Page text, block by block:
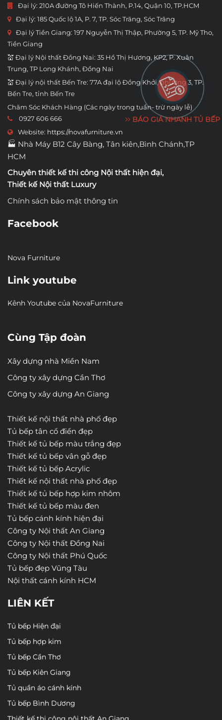
BÁO GIÁ NHANH TỦ BẾP
Đại lý: 210A đường Tô Hiến Thành, P.14, Quận 10, TP.HCM
Đại lý: 185 Quốc lộ 1A, P. 7, TP. Sóc Trăng, Sóc Trăng
Đại lý Tiền Giang: 197 Nguyễn Thị Thập, Phường 5, TP. Mỹ Tho,
Tiền Giang
💒 Đại lý Nội thất Đồng Nai: 35 Hồ Thị Hương, KP2, P. Xuân
Trung, TP Long Khánh, Đồng Nai
💒 Đại lý nội thất Bến Tre: 77A đại lộ Đồng Khởi, phường 3, TP.
Bến Tre, tỉnh Bến Tre
Chăm Sóc Khách Hàng (Các ngày trong tuần- trừ ngày lễ)
0927 606 666
Website: https://novafurniture.vn
🏭 Nhà Máy B12 Cây Bàng, Tân kiên,Bình Chánh,TP
HCM
Chuyên thiết kế thi công Nội thất hiện đại,
Thiết kế Nội thất Luxury
Chính sách bảo mật thông tin
Facebook
Nova Furniture
Link youtube
Kênh Youtube của NovaFurniture
Cùng Tập đoàn
Xây dựng nhà Miền Nam
Công ty xây dựng Cần Thơ
Công ty xây dựng An Giang
Thiết kế nội thất nhà phố đẹp
Tủ bếp tân cổ điển đẹp
Thiết kế tủ bếp màu trắng đẹp
Thiết kế tủ bếp vân gỗ đẹp
Thiết kế tủ bếp Acrylic
Thiết kế nội thất nhà phố đẹp
Thiết kế tủ bếp hợp kim nhôm
Thiết kế tủ bếp màu đen
Tủ bếp cánh kính hiện đại
Công ty Nội thất An Giang
Công ty Nội thất Đồng Nai
Công ty Nội thất Phú Quốc
Tủ bếp đẹp Vũng Tàu
Nội thất cánh kính HCM
LIÊN KẾT
Tủ bếp Hiện đại
Tủ bếp hợp kim
Tủ bếp Cần Thơ
Tủ bếp Kiên Giang
Tủ quần áo cánh kính
Tủ bếp Bình Dương